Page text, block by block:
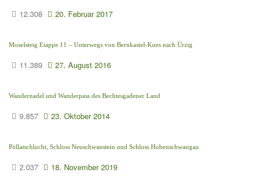
12.308 20. Februar 2017
Moselsteig Etappe 11 – Unterwegs von Bernkastel-Kues nach Ürzig
11.389 27. August 2016
Wandernadel und Wanderpass des Bechtesgadener Land
9.857 23. Oktober 2014
Pöllatschlucht, Schloss Neuschwanstein und Schloss Hohenschwangau
2.037 18. November 2019